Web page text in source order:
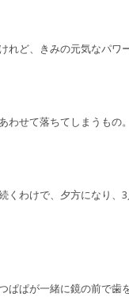
れど、きみの元気なパワ
せて落ちてしまうもの。
くわけで、夕方になり
ぱぱが一緒に鏡の前で歯